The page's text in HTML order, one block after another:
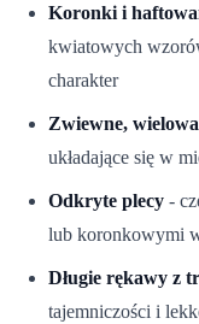
Koronki i
kwiatowych
charakter
Zwiewne,
układające się w
Odkryte plecy -
lub koronkowymi
Długie rękawy z
tajemniczości i